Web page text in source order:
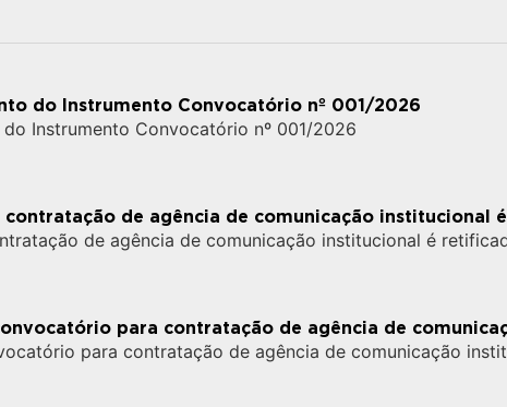
do Instrumento Convocatório nº 001/2026
Instrumento Convocatório nº 001/2026
de agência de comunicação institucional
de agência de comunicação institucional é
para contratação de agência de
para contratação de agência de comunicação